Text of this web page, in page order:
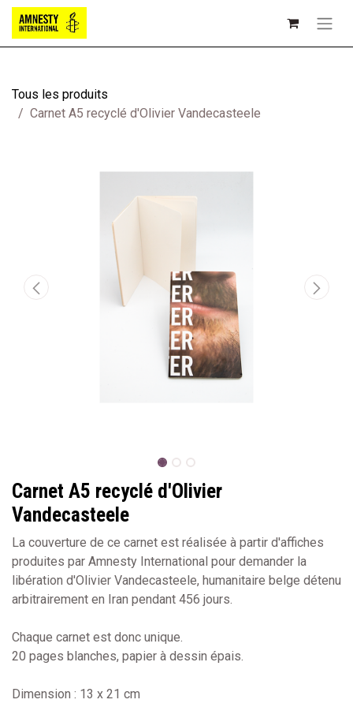
Tous les produits
Carnet A5 recyclé d'Olivier Vandecasteele
Carnet A5 recyclé d'Olivier
Vandecasteele
La couverture de ce carnet est réalisée à partir d'affiches
produites par Amnesty International pour demander la
libération d'Olivier Vandecasteele, humanitaire belge détenu
arbitrairement en Iran pendant 456 jours.
Chaque carnet est donc unique.
20 pages blanches, papier à dessin épais.
Dimension : 13 x 21 cm